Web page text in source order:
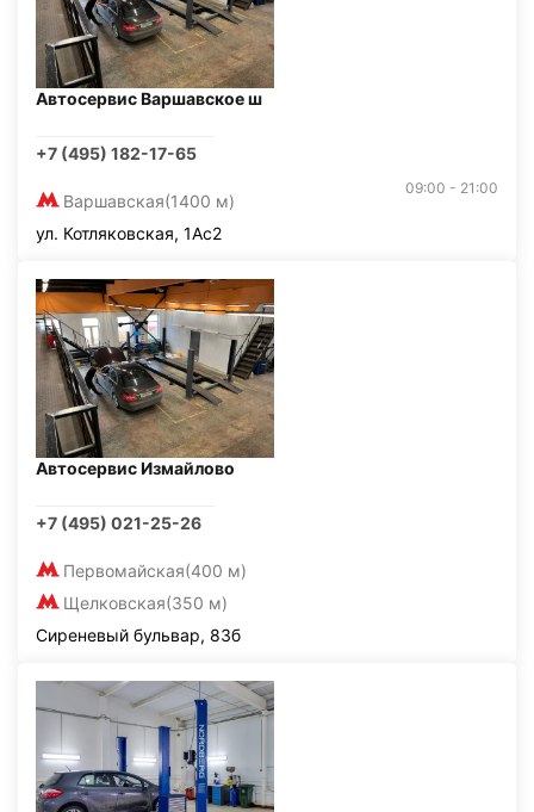
Автосервис Варшавское ш
+7 (495) 182-17-65
Варшавская(1400 м)
09:00 - 21:00
ул. Котляковская, 1Ас2
Автосервис Измайлово
+7 (495) 021-25-26
Первомайская(400 м)
Щелковская(350 м)
Сиреневый бульвар, 83б